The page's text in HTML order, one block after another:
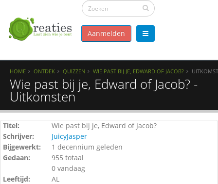
Aanmelden
HOME ONTDEK QUIZZEN WIE PAST BIJ JE, EDWARD OF JACOB?
Wie past bij je, Edward of Jacob? -
Uitkomsten
Titel:
Wie past bij je, Edward of Jacob?
Schrijver:
JuicyJasper
Bijgewerkt:
1 decennium geleden
Gedaan:
955 totaal
0 vandaag
Leeftijd:
AL